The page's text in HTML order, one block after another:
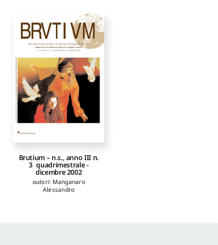
Brutium – n.s., anno III n.
3 ­ quadrimestrale ­
dicembre 2002
autori: Manganaro
Alessandro